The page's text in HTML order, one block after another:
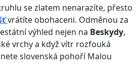
se zlatem nenarazíte, přesto
vrátíte obohaceni. Odměnou za
výhled nejen na Beskydy,
vrchy a když vítr rozfouká
slovenská pohoří Malou